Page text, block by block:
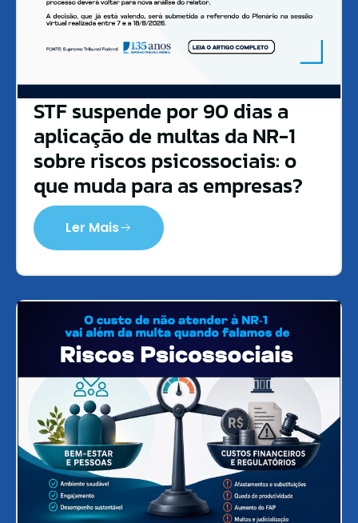
STF suspende por 90 dias a
aplicação de multas da NR-1
sobre riscos psicossociais: o
que muda para as empresas?
Ler Mais